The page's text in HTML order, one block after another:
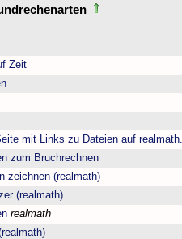
Zeit
mit Links zu Dateien auf
zum Bruchrechnen
zeichnen (realmath)
(realmath)
realmath